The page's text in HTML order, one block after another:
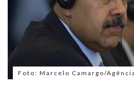
Foto: Marcelo Camargo/